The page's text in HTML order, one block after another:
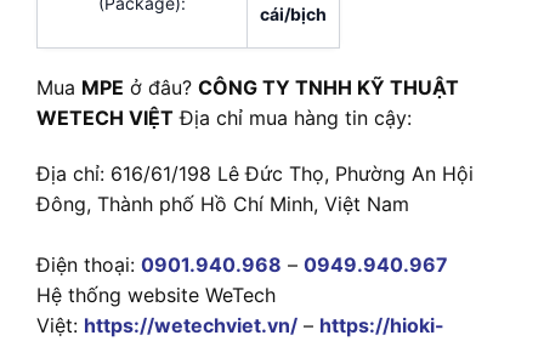
cái/bịch
Mua MPE ở đâu? CÔNG TY TNHH KỸ THUẬT
WETECH VIỆT Địa chỉ mua hàng tin cậy:
Địa chỉ: 616/61/198 Lê Đức Thọ, Phường An Hội
Đông, Thành phố Hồ Chí Minh, Việt Nam
Điện thoại: 0901.940.968 – 0949.940.967
Hệ thống website WeTech
Việt: https://wetechviet.vn/ – https://hioki-